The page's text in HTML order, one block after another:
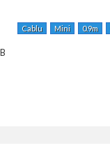
Cablu Mini 0.9m